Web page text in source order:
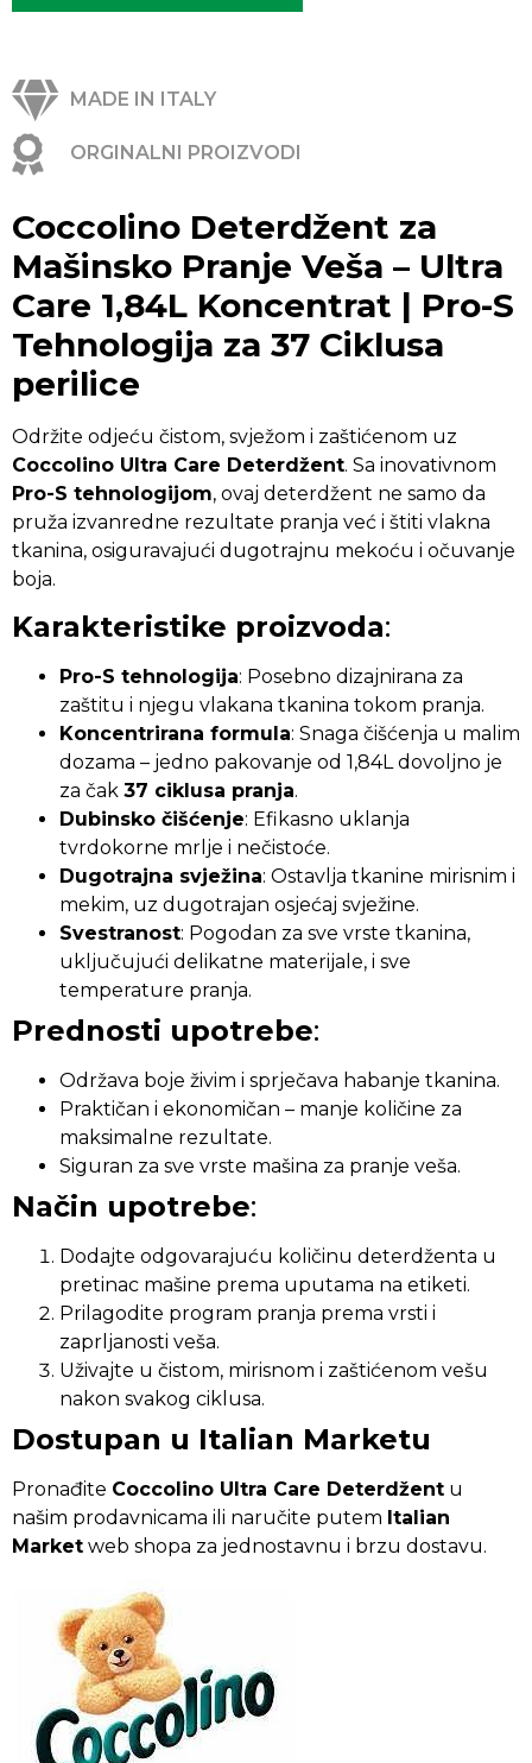
MADE IN ITALY
ORGINALNI PROIZVODI
Coccolino Deterdžent za
Mašinsko Pranje Veša – Ultra
Care 1,84L Koncentrat | Pro-S
Tehnologija za 37 Ciklusa
perilice
Održite odjeću čistom, svježom i zaštićenom uz
Coccolino Ultra Care Deterdžent. Sa inovativnom
Pro-S tehnologijom, ovaj deterdžent ne samo da
pruža izvanredne rezultate pranja već i štiti vlakna
tkanina, osiguravajući dugotrajnu mekoću i očuvanje
boja.
Karakteristike proizvoda:
Pro-S tehnologija: Posebno dizajnirana za
zaštitu i njegu vlakana tkanina tokom pranja.
Koncentrirana formula: Snaga čišćenja u malim
dozama – jedno pakovanje od 1,84L dovoljno je
za čak 37 ciklusa pranja.
Dubinsko čišćenje: Efikasno uklanja
tvrdokorne mrlje i nečistoće.
Dugotrajna svježina: Ostavlja tkanine mirisnim i
mekim, uz dugotrajan osjećaj svježine.
Svestranost: Pogodan za sve vrste tkanina,
uključujući delikatne materijale, i sve
temperature pranja.
Prednosti upotrebe:
Održava boje živim i sprječava habanje tkanina.
Praktičan i ekonomičan – manje količine za
maksimalne rezultate.
Siguran za sve vrste mašina za pranje veša.
Način upotrebe:
Dodajte odgovarajuću količinu deterdženta u
pretinac mašine prema uputama na etiketi.
Prilagodite program pranja prema vrsti i
zaprljanosti veša.
Uživajte u čistom, mirisnom i zaštićenom vešu
nakon svakog ciklusa.
Dostupan u Italian Marketu
Pronađite Coccolino Ultra Care Deterdžent u
našim prodavnicama ili naručite putem Italian
Market web shopa za jednostavnu i brzu dostavu.